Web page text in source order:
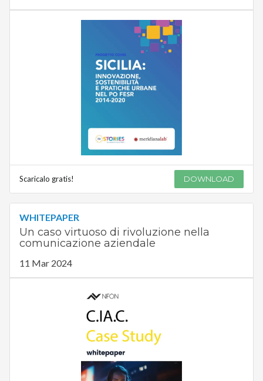
Scaricalo gratis! DOWNLOAD
WHITEPAPER
Un caso virtuoso di rivoluzione nella
comunicazione aziendale
11 Mar 2024